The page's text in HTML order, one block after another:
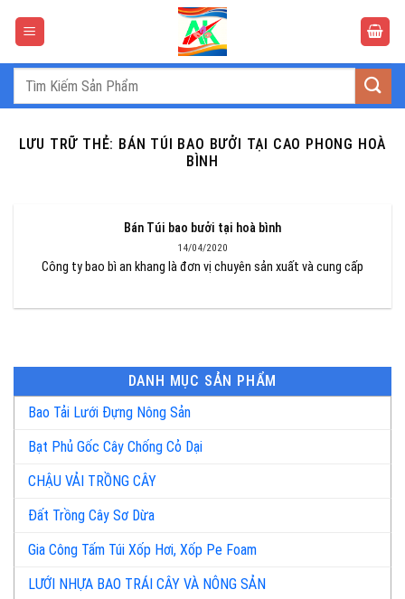
Tìm
LƯU TRỮ THẺ: BÁN TÚI BAO BƯỞI TẠI CAO PHONG HOÀ
BÌNH
Bán Túi bao bưởi tại hoà bình
14/04/2020
Công ty bao bì an khang là đơn vị chuyên sản xuất và cung cấp
DANH MỤC SẢN PHẨM
Bao Tải Lưới Đựng Nông Sản
Bạt Phủ Gốc Cây Chống Cỏ Dại
CHẬU VẢI TRỒNG CÂY
Đất Trồng Cây Sơ Dừa
Gia Công Tấm Túi Xốp Hơi, Xốp Pe Foam
LƯỚI NHỰA BAO TRÁI CÂY VÀ NÔNG SẢN